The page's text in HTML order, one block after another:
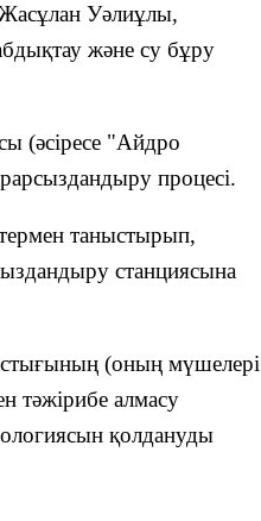
Уәлиұлы,
және су бұру
(әсіресе "Айдро
процесі.
таныстырып,
станциясына
(оның мүшелері
тәжірибе алмасу
қолдануды